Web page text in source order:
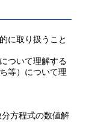
に取り扱うこと
ついて理解する
等）について理
方程式の数値解